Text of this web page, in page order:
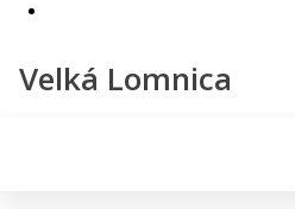
Velká Lomnica